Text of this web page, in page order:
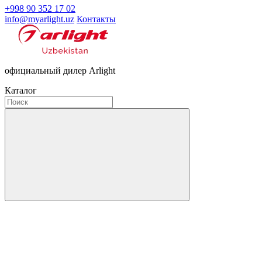
+998 90 352 17 02
info@myarlight.uz Контакты
официальный дилер Arlight
Каталог